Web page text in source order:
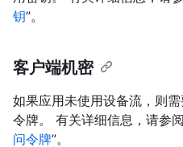
钥”。
客户端机密
如果应用未使用设备流，则
令牌。 有关详细信息，请参
问令牌”。